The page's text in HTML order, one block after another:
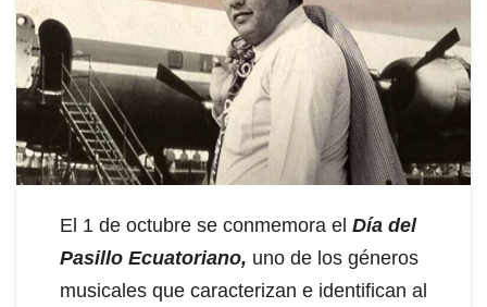
El 1 de octubre se conmemora el Día del
Pasillo Ecuatoriano, uno de los géneros
musicales que caracterizan e identifican al